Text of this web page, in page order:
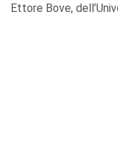
Ettore Bove,